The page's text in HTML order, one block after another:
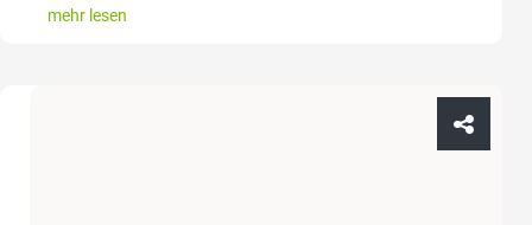
mehr lesen